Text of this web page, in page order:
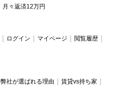
月々返済12万円
ログイン マイページ
閲覧履歴
弊社が選ばれる理由
賃貸vs持ち家